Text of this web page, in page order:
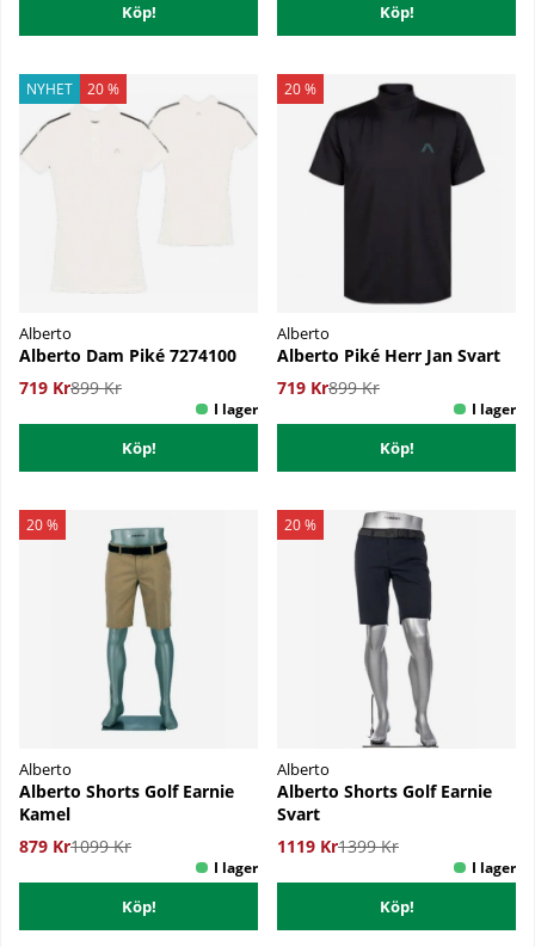
Köp! Köp!
NYHET 20 %
Alberto
Alberto Dam Piké 7274100
719 Kr899 Kr
Köp!
20 %
Alberto
Alberto Piké Herr Jan Svart
719 Kr899 Kr
Köp!
20 %
Alberto
Alberto Shorts Golf Earnie
Kamel
879 Kr1099 Kr
Köp!
20 %
Alberto
Alberto Shorts Golf Earnie
Svart
1119 Kr1399 Kr
Köp!